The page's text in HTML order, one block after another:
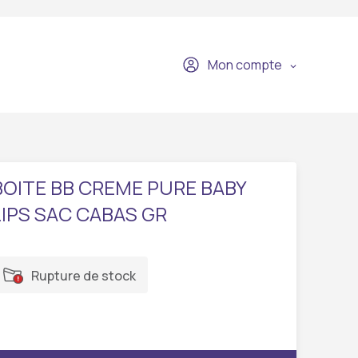
Mon compte
BB CREME PURE BABY
SAC CABAS GR
Rupture de stock